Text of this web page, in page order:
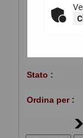
appaltante :
Stato :
Ordina per :